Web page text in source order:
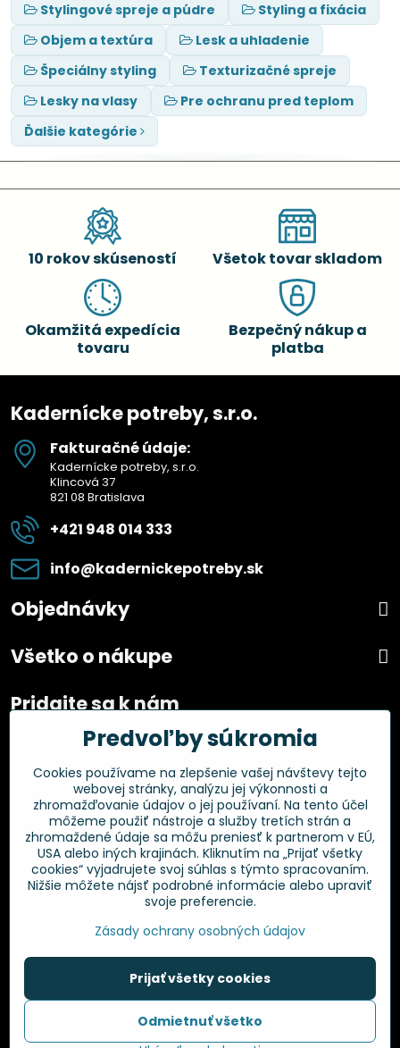
Stylingové spreje a púdre
Styling a fixácia
Objem a textúra
Lesk a uhladenie
Špeciálny styling
Texturizačné spreje
Lesky na vlasy
Pre ochranu pred teplom
Ďalšie kategórie
10 rokov skúseností Všetok tovar skladom
Okamžitá expedícia
tovaru
Bezpečný nákup a
platba
Kadernícke potreby, s.r.o.
Fakturačné údaje:
Kadernícke potreby, s.r.o.
Klincová 37
821 08 Bratislava
+421 948 014 333
info​@kadernickepotreby​.sk
Objednávky
Všetko o nákupe
Pridajte sa k nám
Facebook
Overené zákazníkmi
©2026Copyright
Predvoľby súkromiaZásady ochrany osobných údajov
Predvoľby súkromia
Cookies používame na zlepšenie vašej návštevy tejto
webovej stránky, analýzu jej výkonnosti a
zhromažďovanie údajov o jej používaní. Na tento účel
môžeme použiť nástroje a služby tretích strán a
zhromaždené údaje sa môžu preniesť k partnerom v EÚ,
USA alebo iných krajinách. Kliknutím na „Prijať všetky
cookies“ vyjadrujete svoj súhlas s týmto spracovaním.
Nižšie môžete nájsť podrobné informácie alebo upraviť
svoje preferencie.
Zásady ochrany osobných údajov
Prijať všetky cookies
Odmietnuť všetko